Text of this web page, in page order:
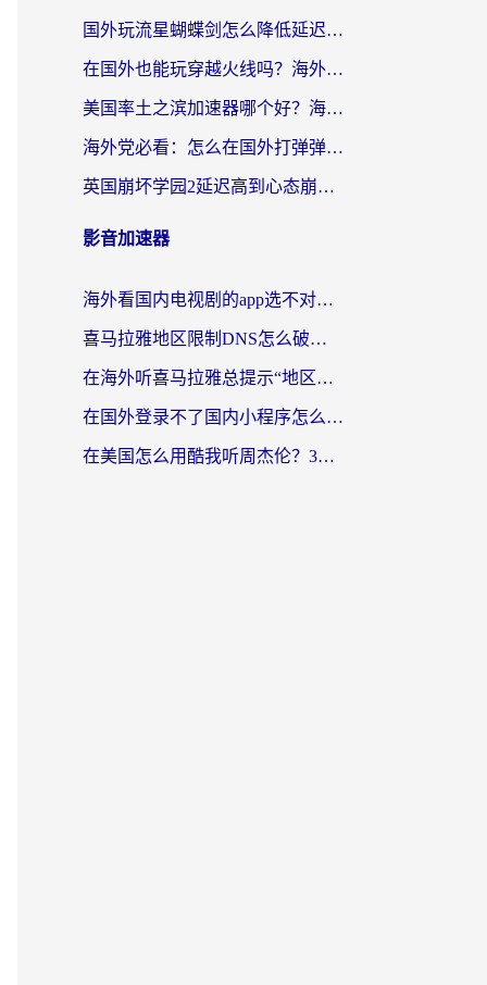
国外玩流星蝴蝶剑怎么降低延迟？海外党必看的加速秘籍（含欧洲鸣潮&彩虹岛优化攻略）
在国外也能玩穿越火线吗？海外玩家国服游戏畅玩终极指南
美国率土之滨加速器哪个好？海外党国服游戏畅玩终极指南（附多游戏解决方案）
海外党必看：怎么在国外打弹弹堂不卡？番茄加速器亲测指南
英国崩坏学园2延迟高到心态崩？海外党国服游戏加速终极指南
影音加速器
海外看国内电视剧的app选不对？这份回国加速器避坑指南帮你流畅追剧
喜马拉雅地区限制DNS怎么破？海外党听国内音乐听书的终极解决方案
在海外听喜马拉雅总提示“地区限制”？3步轻松解除+听国内音乐全攻略
在国外登录不了国内小程序怎么办？选对回国加速器，轻松解锁国内资源
在美国怎么用酷我听周杰伦？3步搞定海外听歌难题